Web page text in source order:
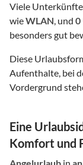
Viele
wieWLAN, und 0
besonders gut
Diese
Aufenthalte, bei
Vordergrund
Eine
Komfort und